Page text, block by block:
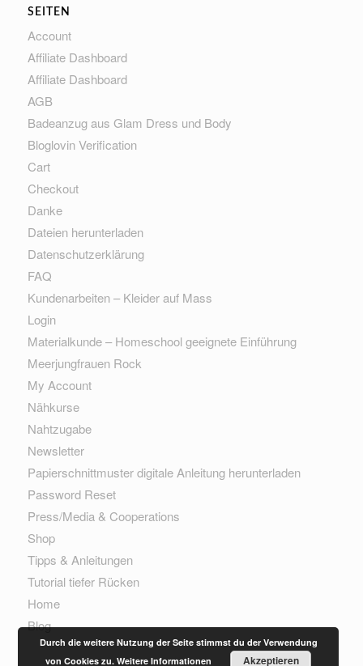
SEITEN
Account
Affiliate Dashboard
Affiliate Dashboard
AGB
Badeanzug aus Glam Dress und Body
Bloglovin Verification
Cart
Checkout
Danke
Dateien herunterladen
Datenschutzerklärung
FAQ
Kundenarbeiten – Kleider auf Mass
Login
Materialkunde – Homeschool geeignete Einführung
Meerjungfrauen Rock
My Account
Nähkurse
Nahtzugabe
Newsletter
Papierschnittmuster digitale Anleitung herunterladen
Password Reset
Press/Media & Cooperations
Shop
Tipps & Anleitungen
Tutorial tiefer Rücken
Home
Blog
Durch die weitere Nutzung der Seite stimmst du der Verwendung
von Cookies zu.Weitere Informationen Akzeptieren